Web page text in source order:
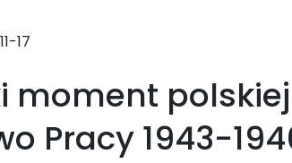
17
moment
Pracy 1943-